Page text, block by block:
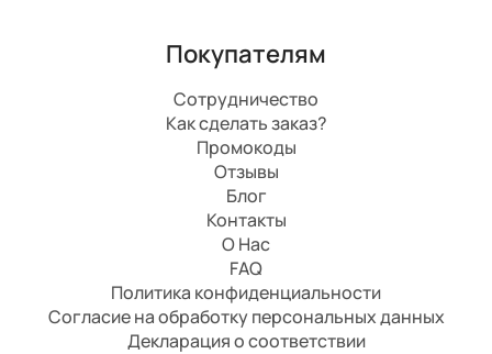
Покупателям
Сотрудничество
Как сделать заказ?
Промокоды
Отзывы
Блог
Контакты
О Нас
FAQ
Политика конфиденциальности
Согласие на обработку персональных данных
Декларация о соответствии